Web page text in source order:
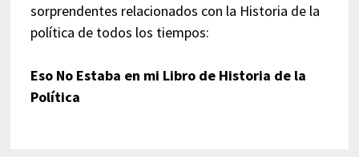
sorprendentes relacionados con la Historia de la
política de todos los tiempos:
Eso No Estaba en mi Libro de Historia de la
Política